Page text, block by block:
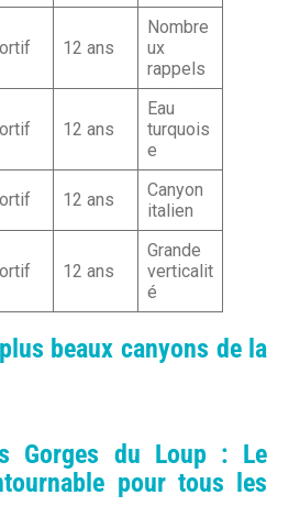
12 ans
Nombre
ux
rappels
12 ans
Eau
turquois
e
12 ans
Canyon
italien
12 ans
Grande
verticalit
é
beaux canyons de la
Gorges du Loup : Le
pour tous les